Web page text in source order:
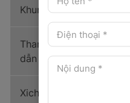
Khung nhôm định hình
Thanh nhôm định hình
dẫn xích
Xich nhựa roller